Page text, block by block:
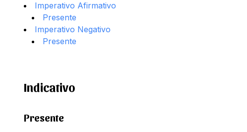
Imperativo Afirmativo
Presente
Imperativo Negativo
Presente
Indicativo
Presente